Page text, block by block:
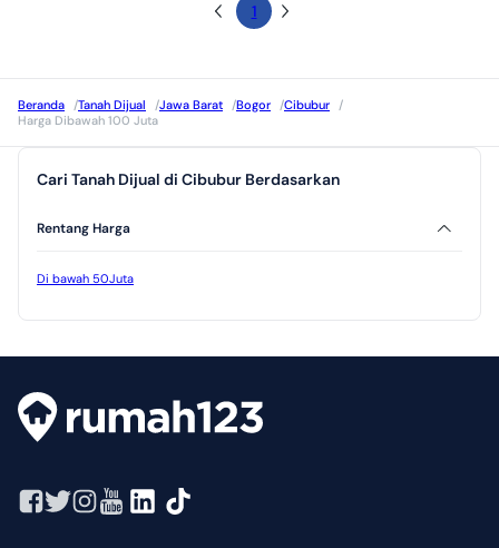
1
Beranda /Tanah Dijual /Jawa Barat /Bogor /Cibubur
/
Harga Dibawah 100 Juta
Cari Tanah Dijual di Cibubur Berdasarkan
Rentang Harga
Di bawah 50Juta